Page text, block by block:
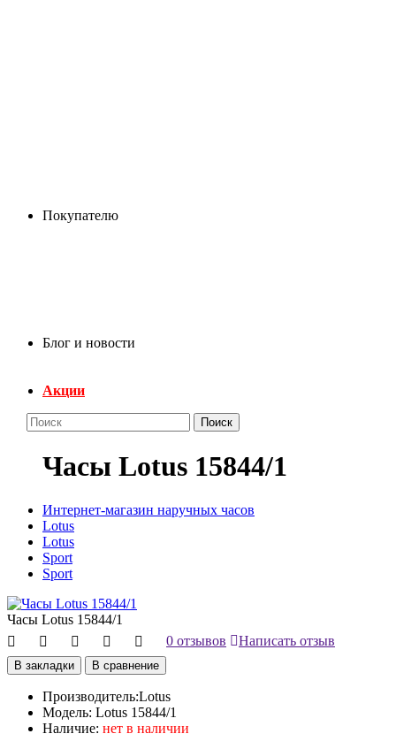
Покупателю
Блог и новости
Акции
Поиск
Часы Lotus 15844/1
Интернет-магазин наручных часов
Lotus
Lotus
Sport
Sport
Часы Lotus 15844/1
0 отзывов
Написать отзыв
В закладки В сравнение
Производитель:Lotus
Модель: Lotus 15844/1
Наличие: нет в наличии